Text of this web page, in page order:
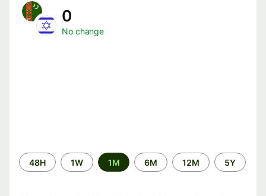
0
No change
Time
period
48H 1W 1M 6M 12M 5Y